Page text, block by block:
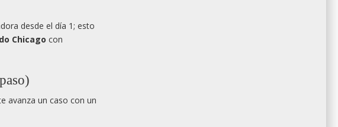
desde el día 1; esto
Chicago con
avanza un caso con un